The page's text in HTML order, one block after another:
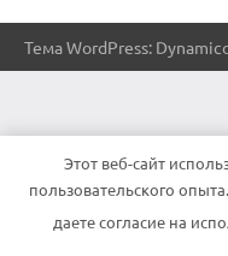
Тема WordPress:
Этот веб-сайт
пользовательского
даете согласие на